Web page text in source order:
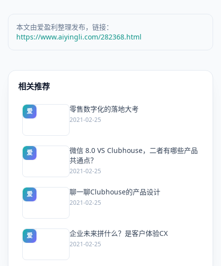
本文由爱盈利整理发布，链接：
https://www.aiyingli.com/282368.html
相关推荐
爱 零售数字化的落地大考
2021-02-25
爱
微信 8.0 VS Clubhouse，二者有哪些产品
共通点？
2021-02-25
爱 聊一聊Clubhouse的产品设计
2021-02-25
爱 企业未来拼什么？是客户体验CX
2021-02-25